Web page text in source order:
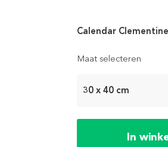
Maat selecteren
30 x 40 cm
In
Calendar